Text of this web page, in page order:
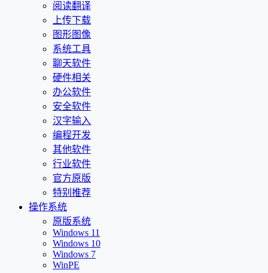
阅读翻译
上传下载
图形图像
系统工具
聊天软件
硬件相关
办公软件
安全软件
汉字输入
编程开发
其他软件
行业软件
官方原版
特别推荐
操作系统
原版系统
Windows 11
Windows 10
Windows 7
WinPE